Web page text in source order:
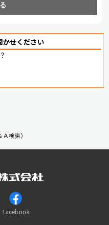
かせください
検索）
Facebook